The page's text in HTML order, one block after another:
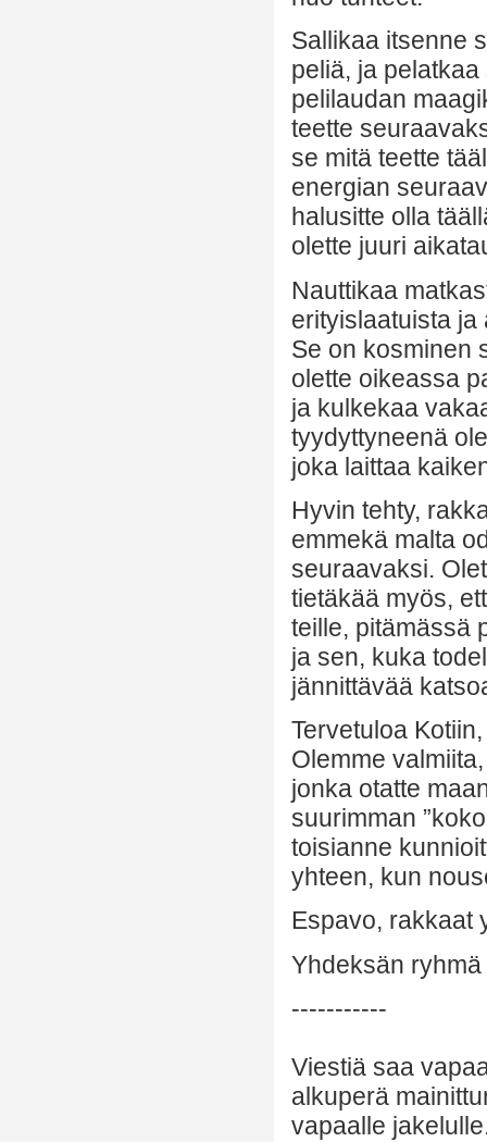
Sallikaa itsenne
peliä, ja
pelilaudan
teette
se mitä teette
energian
halusitte olla
olette juuri
Nauttikaa
erityislaatuista ja
Se on kosminen
olette oikeassa
ja kulkekaa
tyydyttyneenä
joka laittaa
Hyvin tehty,
emmekä malta
seuraavaksi.
tietäkää myös,
teille, pitämässä
ja sen, kuka
jännittävää
Tervetuloa
Olemme
jonka otatte
suurimman
toisianne
yhteen, kun
Espavo, rakkaat
Yhdeksän ryhmä
-----------
Viestiä saa
alkuperä
vapaalle